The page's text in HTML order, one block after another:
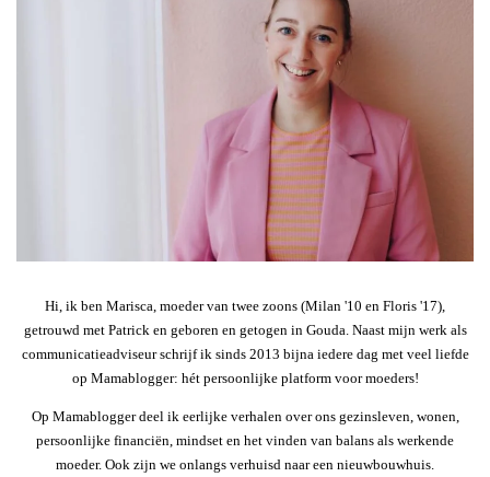
Hi, ik ben Marisca, moeder van twee zoons (Milan '10 en Floris '17),
getrouwd met Patrick en geboren en getogen in Gouda. Naast mijn werk als
communicatieadviseur schrijf ik sinds 2013 bijna iedere dag met veel liefde
op Mamablogger: hét persoonlijke platform voor moeders!
Op Mamablogger deel ik eerlijke verhalen over ons gezinsleven, wonen,
persoonlijke financiën, mindset en het vinden van balans als werkende
moeder. Ook zijn we onlangs verhuisd naar een nieuwbouwhuis.